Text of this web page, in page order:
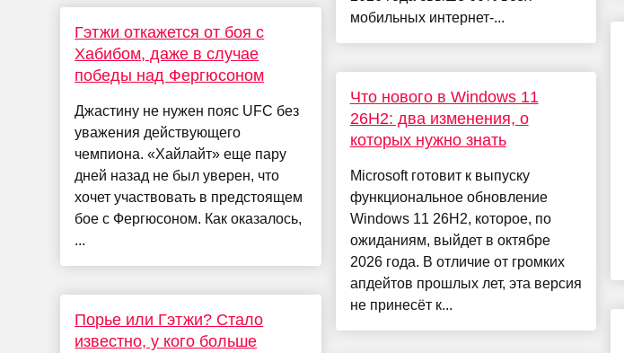
Гэтжи откажется от боя с
Хабибом, даже в случае
победы над Фергюсоном
Джастину не нужен пояс UFC без
уважения действующего
чемпиона. «Хайлайт» еще пару
дней назад не был уверен, что
хочет участвовать в предстоящем
бое с Фергюсоном. Как оказалось,
...
Порье или Гэтжи? Стало
известно, у кого больше
мобильных интернет-...
Что нового в Windows 11
26H2: два изменения, о
которых нужно знать
Microsoft готовит к выпуску
функциональное обновление
Windows 11 26H2, которое, по
ожиданиям, выйдет в октябре
2026 года. В отличие от громких
апдейтов прошлых лет, эта версия
не принесёт к...